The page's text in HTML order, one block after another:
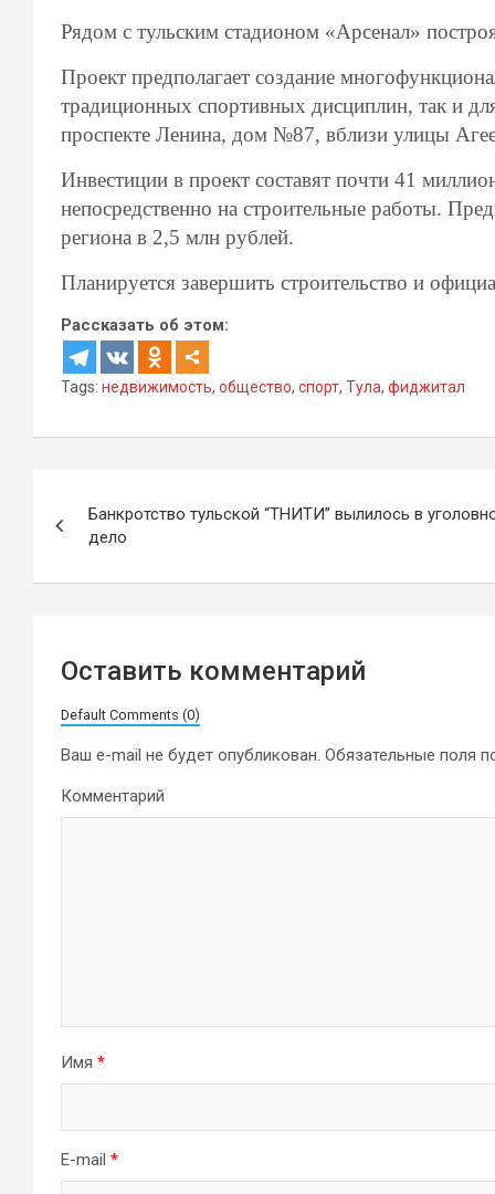
Рядом с тульским стадионом «Арсенал»
Проект предполагает создание
традиционных спортивных дисциплин, так и
проспекте Ленина, дом №87, вблизи улицы
Инвестиции в проект составят почти 41
непосредственно на строительные работы.
региона в 2,5 млн рублей.
Планируется завершить строительство и
Рассказать об этом:
Tags: недвижимость, общество, спорт, Тула, фиджитал
по
записям
Банкротство тульской “ТНИТИ” вылилось в
дело
Оставить комментарий
Default Comments (0)
Ваш e-mail не будет опубликован. Обязательные поля
Комментарий
Имя *
E-mail *